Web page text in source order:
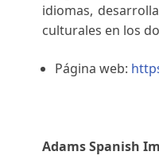
idiomas,
culturales en los
Página web:
Adams Spanish